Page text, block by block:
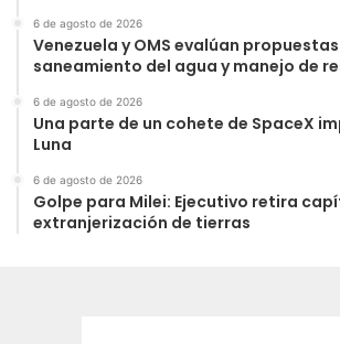
6 de agosto de 2026
Venezuela y OMS evalúan
saneamiento del agua y manejo de
6 de agosto de 2026
Una parte de un cohete de SpaceX
Luna
6 de agosto de 2026
Golpe para Milei: Ejecutivo retira
extranjerización de tierras